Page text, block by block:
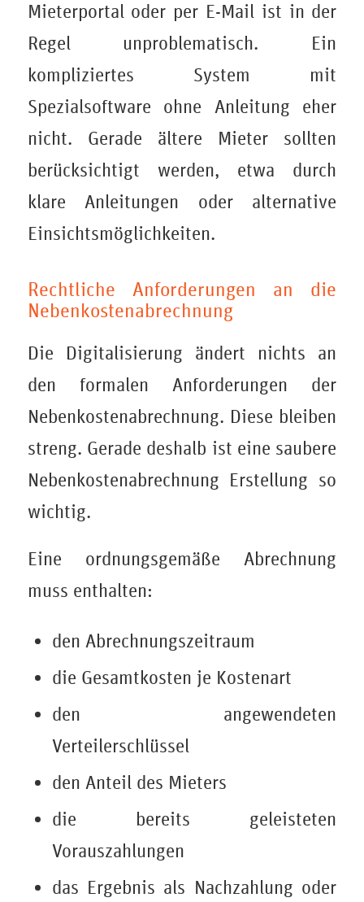
Mieterportal oder per E-Mail ist in der
Regel unproblematisch. Ein
kompliziertes System mit
Spezialsoftware ohne Anleitung eher
nicht. Gerade ältere Mieter sollten
berücksichtigt werden, etwa durch
klare Anleitungen oder alternative
Einsichtsmöglichkeiten.
Rechtliche Anforderungen an die
Nebenkostenabrechnung
Die Digitalisierung ändert nichts an
den formalen Anforderungen der
Nebenkostenabrechnung. Diese bleiben
streng. Gerade deshalb ist eine saubere
Nebenkostenabrechnung Erstellung so
wichtig.
Eine ordnungsgemäße Abrechnung
muss enthalten:
den Abrechnungszeitraum
die Gesamtkosten je Kostenart
den angewendeten
Verteilerschlüssel
den Anteil des Mieters
die bereits geleisteten
Vorauszahlungen
das Ergebnis als Nachzahlung oder